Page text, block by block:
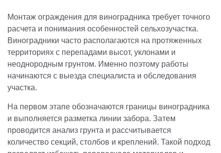
Монтаж ограждения для виноградника требует точного
расчета и понимания особенностей сельхозучастка.
Виноградники часто располагаются на протяженных
территориях с перепадами высот, уклонами и
неоднородным грунтом. Именно поэтому работы
начинаются с выезда специалиста и обследования
участка.
На первом этапе обозначаются границы виноградника
и выполняется разметка линии забора. Затем
проводится анализ грунта и рассчитывается
количество секций, столбов и креплений. Такой подход